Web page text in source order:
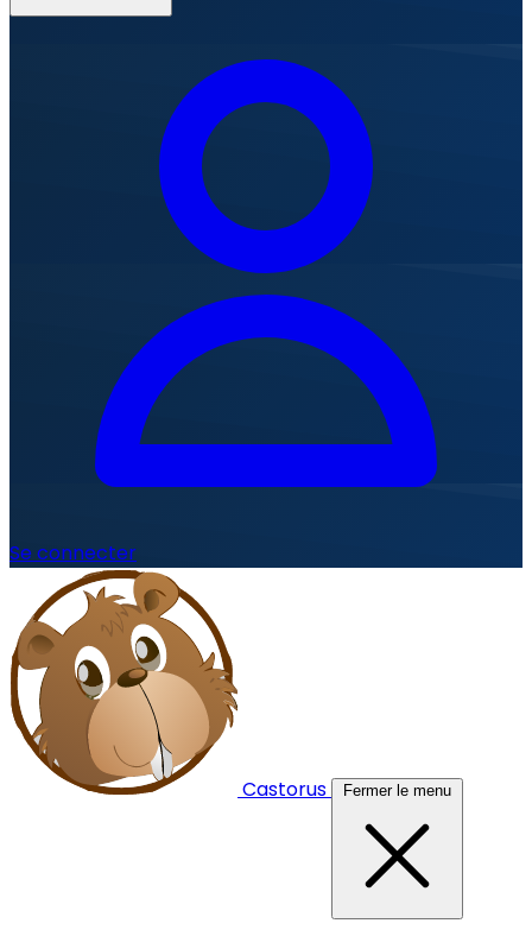
Se connecter
Castorus Fermer le menu